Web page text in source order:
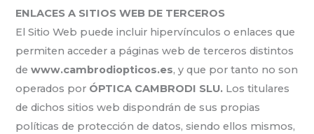
ENLACES A SITIOS WEB DE TERCEROS
El Sitio Web puede incluir hipervínculos o enlaces que
permiten acceder a páginas web de terceros distintos
dewww.cambrodiopticos.es, y que por tanto no son
operados por ÓPTICA CAMBRODI SLU. Los titulares
de dichos sitios web dispondrán de sus propias
políticas de protección de datos, siendo ellos mismos,